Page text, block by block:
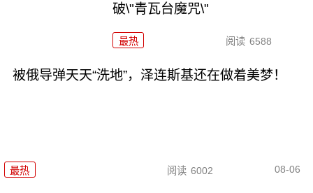
破\"青瓦台魔咒\"
最热 阅读 6588
被俄导弹天天“洗地”，泽连斯基还在做着美梦！
最热 阅读 6002 08-06